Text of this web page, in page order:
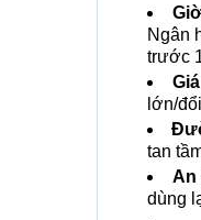
Ngân
trước
lớn/
tan
An
dùng